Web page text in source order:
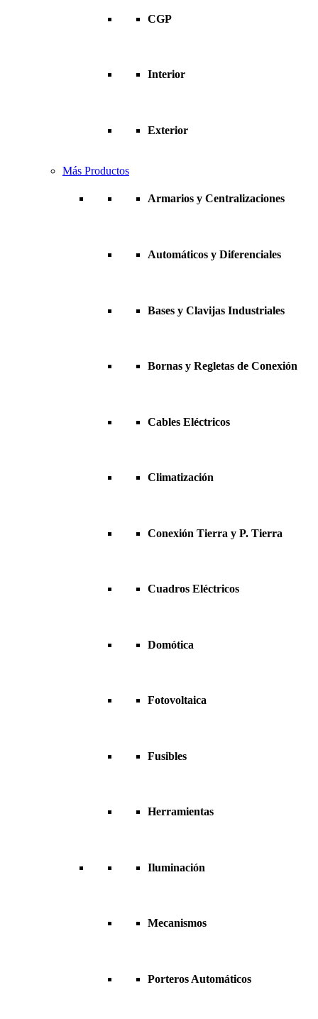
CGP
Interior
Exterior
Más Productos
Armarios y Centralizaciones
Automáticos y Diferenciales
Bases y Clavijas Industriales
Bornas y Regletas de Conexión
Cables Eléctricos
Climatización
Conexión Tierra y P. Tierra
Cuadros Eléctricos
Domótica
Fotovoltaica
Fusibles
Herramientas
Iluminación
Mecanismos
Porteros Automáticos